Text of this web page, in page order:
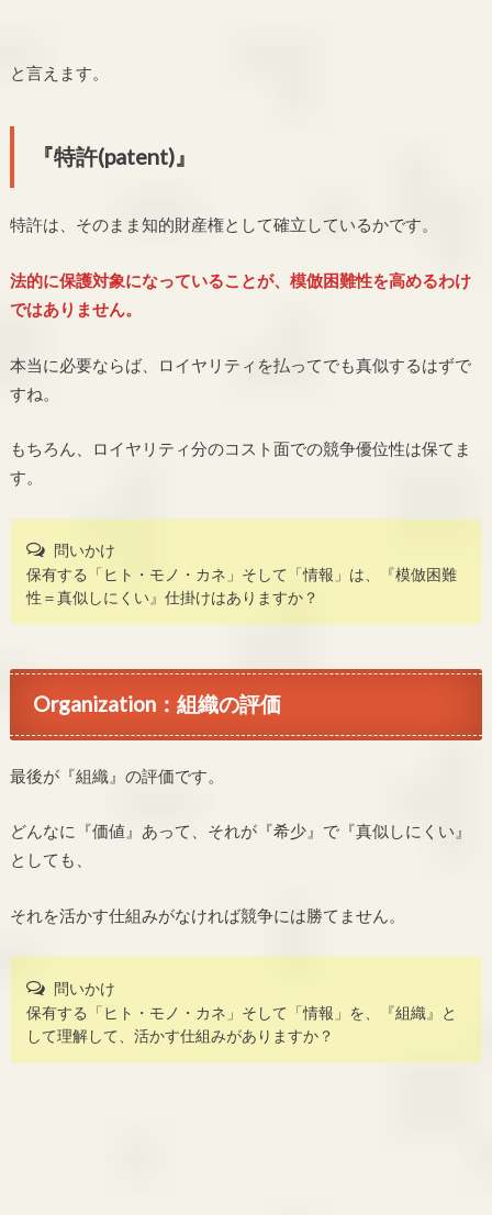
と言えます。
『特許(patent)』
特許は、そのまま知的財産権として確立しているかです。
法的に保護対象になっていることが、模倣困難性を高めるわけ
ではありません。
本当に必要ならば、ロイヤリティを払ってでも真似するはずで
すね。
もちろん、ロイヤリティ分のコスト面での競争優位性は保てま
す。
問いかけ
保有する「ヒト・モノ・カネ」そして「情報」は、『模倣困難
性＝真似しにくい』仕掛けはありますか？
Organization：組織の評価
最後が『組織』の評価です。
どんなに『価値』あって、それが『希少』で『真似しにくい』
としても、
それを活かす仕組みがなければ競争には勝てません。
問いかけ
保有する「ヒト・モノ・カネ」そして「情報」を、『組織』と
して理解して、活かす仕組みがありますか？